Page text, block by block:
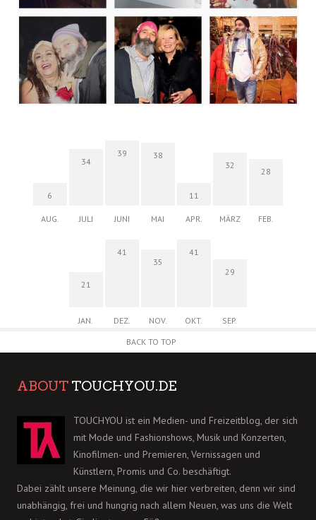
6
AUG.
34
JULI
39
JUNI
38
MAI
11
APR.
32
MÄRZ
28
FEB.
21
JAN.
41
DEZ.
35
NOV.
41
OKT.
29
SEP.
BACK TO TOP
ABOUT TOUCHYOU.DE
TOUCHYOU ist ein Medien- und Freizeitblog, der sich
mit Mode und Fashionshows, Musik und Konzerten,
Kinofilmen- und Premieren, Vernissagen und
Künstlern, Promis und Co. beschäftigt.
Dabei zählt unsere Meinung, die wir hier verbreiten, denn wir sind
unabhängig, frei und hungrig nach allem Neuen, was uns die Welt